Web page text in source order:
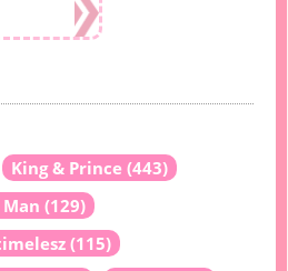
King & Prince (443)
(129)
(115)